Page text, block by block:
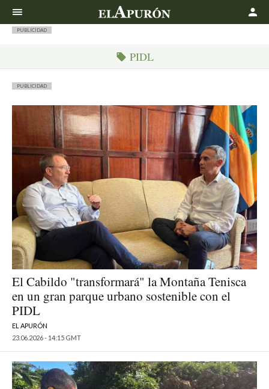
PUBLICIDAD
PIDL
PUBLICIDAD
El Cabildo "transformará" la Montaña Tenisca
en un gran parque urbano sostenible con el
PIDL
EL APURÓN
23.06.2026 - 14:15 GMT